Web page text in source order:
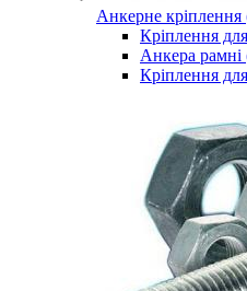
Анкерне кріплення
Кріплення
Анкера рамні
Кріплення